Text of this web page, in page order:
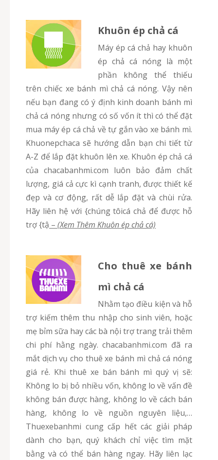
Khuôn ép chả cá
Máy ép cá chả hay khuôn
ép chả cá nóng là một
phần không thể thiếu
trên chiếc xe bánh mì chả cá nóng. Vậy nên
nếu bạn đang có ý định kinh doanh bánh mì
chả cá nóng nhưng có số vốn ít thì có thể đặt
mua máy ép cá chả về tự gắn vào xe bánh mì.
Khuonepchaca sẽ hướng dẫn bạn chi tiết từ
A-Z để lắp đặt khuôn lên xe. Khuôn ép chả cá
của chacabanhmi.com luôn bảo đảm chất
lượng, giá cả cực kì cạnh tranh, được thiết kế
đẹp và cơ động, rất dễ lắp đặt và chùi rửa.
Hãy liên hệ với {chúng tôicá chả để được hỗ
trợ {tậ – (Xem Thêm Khuôn ép chả cá)
Cho thuê xe bánh
mì chả cá
Nhằm tạo điều kiện và hỗ
trợ kiếm thêm thu nhập cho sinh viên, hoặc
mẹ bỉm sữa hay các bà nội trợ trang trải thêm
chi phí hằng ngày. chacabanhmi.com đã ra
mắt dịch vụ cho thuê xe bánh mì chả cá nóng
giá rẻ. Khi thuê xe bán bánh mì quý vị sẽ:
Không lo bị bỏ nhiều vốn, không lo về vấn đề
không bán được hàng, không lo về cách bán
hàng, không lo về nguồn nguyên liệu,…
Thuexebanhmi cung cấp hết các giải pháp
dành cho bạn, quý khách chỉ việc tìm mặt
bằng và có thể bán hàng ngay. Hãy liên lạc